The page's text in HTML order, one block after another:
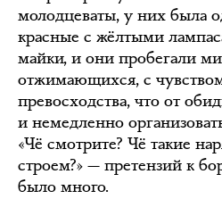
молодцеваты, у них была
красные с жёлтыми
майки, и они пробегали
отжимающихся, с
превосходства, что от
и немедленно
«Чё смотрите? Чё такие
строем?» — претензий к
было много.